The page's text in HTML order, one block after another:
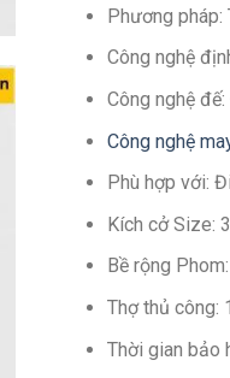
Phương pháp:
Công nghệ
Công nghệ
Công nghệ
Phù hợp với:
Kích cở Size:
Bề rộng
Thợ thủ công:
Thời gian bảo